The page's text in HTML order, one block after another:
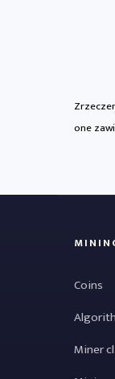
one
Coins
Miner